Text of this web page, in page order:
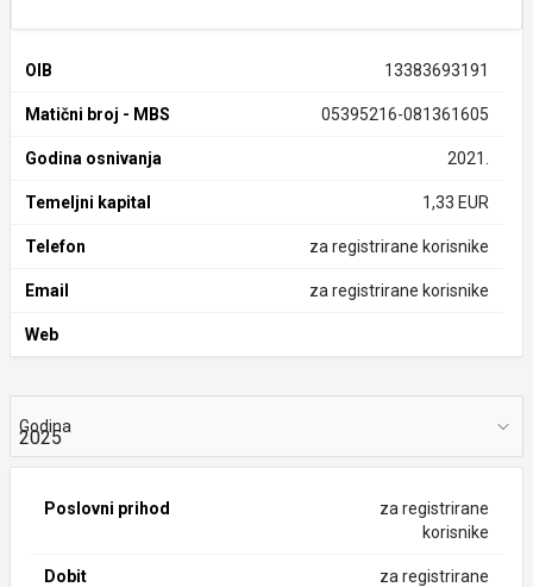
OIB 13383693191
Matični broj - MBS 05395216-081361605
Godina osnivanja 2021.
Temeljni kapital 1,33 EUR
Telefon za registrirane korisnike
Email za registrirane korisnike
Web
Godina
Poslovni prihod
za registrirane
korisnike
Dobit
za registrirane